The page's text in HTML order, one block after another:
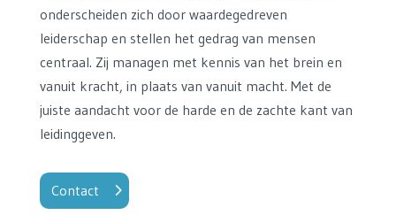
onderscheiden zich door waardegedreven
leiderschap en stellen het gedrag van mensen
centraal. Zij managen met kennis van het brein en
vanuit kracht, in plaats van vanuit macht. Met de
juiste aandacht voor de harde en de zachte kant van
leidinggeven.
Contact